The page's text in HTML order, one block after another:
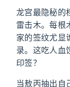
龙宫最隐秘的
雷击木。每根
家的签纹尤
录。这吃人血
印签？
当敖丙抽出自